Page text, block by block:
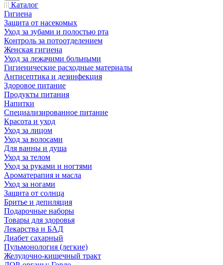
Каталог
Гигиена
Защита от насекомых
Уход за зубами и полостью рта
Контроль за потоотделением
Женская гигиена
Уход за лежачими больными
Гигиенические расходные материалы
Антисептика и дезинфекция
Здоровое питание
Продукты питания
Напитки
Специализированное питание
Красота и уход
Уход за лицом
Уход за волосами
Для ванны и душа
Уход за телом
Уход за руками и ногтями
Ароматерапия и масла
Уход за ногами
Защита от солнца
Бритье и депиляция
Подарочные наборы
Товары для здоровья
Лекарства и БАД
Диабет сахарный
Пульмонология (легкие)
Желудочно-кишечный тракт